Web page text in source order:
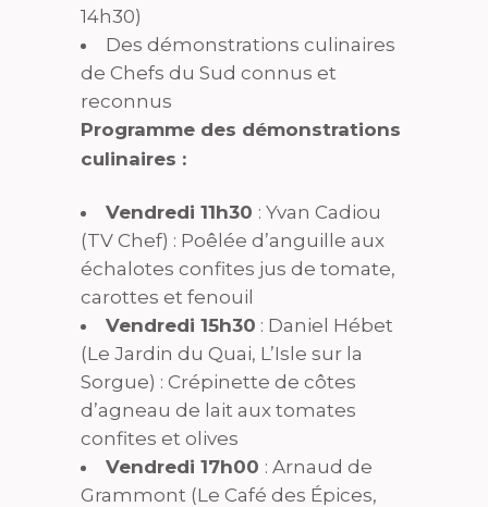
14h30)
Des démonstrations culinaires
de Chefs du Sud connus et
reconnus
Programme des démonstrations
culinaires :
Vendredi 11h30 : Yvan Cadiou
(TV Chef) : Poêlée d’anguille aux
échalotes confites jus de tomate,
carottes et fenouil
Vendredi 15h30 : Daniel Hébet
(Le Jardin du Quai, L’Isle sur la
Sorgue) : Crépinette de côtes
d’agneau de lait aux tomates
confites et olives
Vendredi 17h00 : Arnaud de
Grammont (Le Café des Épices,